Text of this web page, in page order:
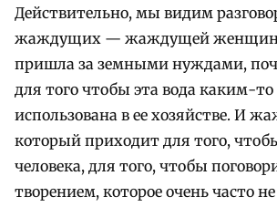
Действительно, мы видим
жаждущих — жаждущей
пришла за земными нуждами,
для того чтобы эта вода каким-
использована в ее хозяйстве. И
который приходит для того,
человека, для того, чтобы
творением, которое очень часто